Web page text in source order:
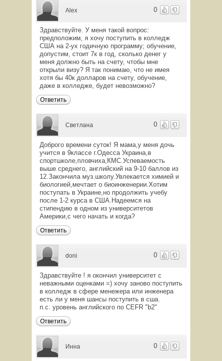
0
Alex
Здравствуйте. У меня такой вопрос:
предположим, я хочу поступить в колледж
США на 2-ух годичную программу; обучение,
допустим, стоит 7к в год, сколько денег у
меня должно быть на счету, чтобы мне
открыли визу? Я так понимаю, что не имея
хотя бы 40к долларов на счету, обучение,
даже в колледже, будет невозможно?
Ответить
0
Светлана
Доброго времени суток! Я мама,у меня дочь
учится в 9классе г.Одесса Украина,в
спортшколе,пловчиха,КМС.Успеваемость
выше среднего, английский на 9-10 баллов из
12.Закончила муз.школу.Увлекается химией и
биологией,мечтает о биоинженерии.Хотим
поступать в Украине,но продолжить учебу
после 1-2 курса в США.Надеемся на
стипендию в одном из университетов
Америки,с чего начать и когда?
Ответить
0
doni
Здравствуйте ! я окончил университет с
неважными оценками =) хочу заново поступить
в колледж в сфере менежера или инженера
есть ли у меня шансы поступить в сша.
п.с. уровень английского по CEFR "b2"
Ответить
0
Инна